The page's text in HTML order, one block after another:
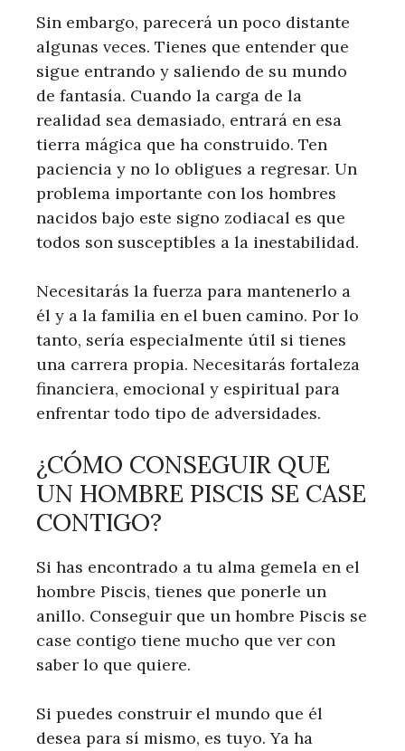
Sin embargo, parecerá un poco distante
algunas veces. Tienes que entender que
sigue entrando y saliendo de su mundo
de fantasía. Cuando la carga de la
realidad sea demasiado, entrará en esa
tierra mágica que ha construido. Ten
paciencia y no lo obligues a regresar. Un
problema importante con los hombres
nacidos bajo este signo zodiacal es que
todos son susceptibles a la inestabilidad.
Necesitarás la fuerza para mantenerlo a
él y a la familia en el buen camino. Por lo
tanto, sería especialmente útil si tienes
una carrera propia. Necesitarás fortaleza
financiera, emocional y espiritual para
enfrentar todo tipo de adversidades.
¿CÓMO CONSEGUIR QUE
UN HOMBRE PISCIS SE CASE
CONTIGO?
Si has encontrado a tu alma gemela en el
hombre Piscis, tienes que ponerle un
anillo. Conseguir que un hombre Piscis se
case contigo tiene mucho que ver con
saber lo que quiere.
Si puedes construir el mundo que él
desea para sí mismo, es tuyo. Ya ha